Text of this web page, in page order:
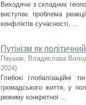
Виходячи з складних
виступає проблема
конфліктів сучасності, ...
Путінізм як
Паушак, Владислава
2024)
Глибокі глобалізаційні
громадського життя, у
режиму конкретної ...